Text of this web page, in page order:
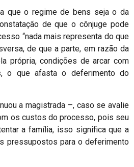
que o regime de bens seja o da
de que o cônjuge pode
“nada mais representa do que
de que a parte, em razão da
própria, condições de arcar com
o que afasta o deferimento do
a magistrada –, caso se avalie
os custos do processo, pois seu
a família, isso significa que a
pressupostos para o deferimento